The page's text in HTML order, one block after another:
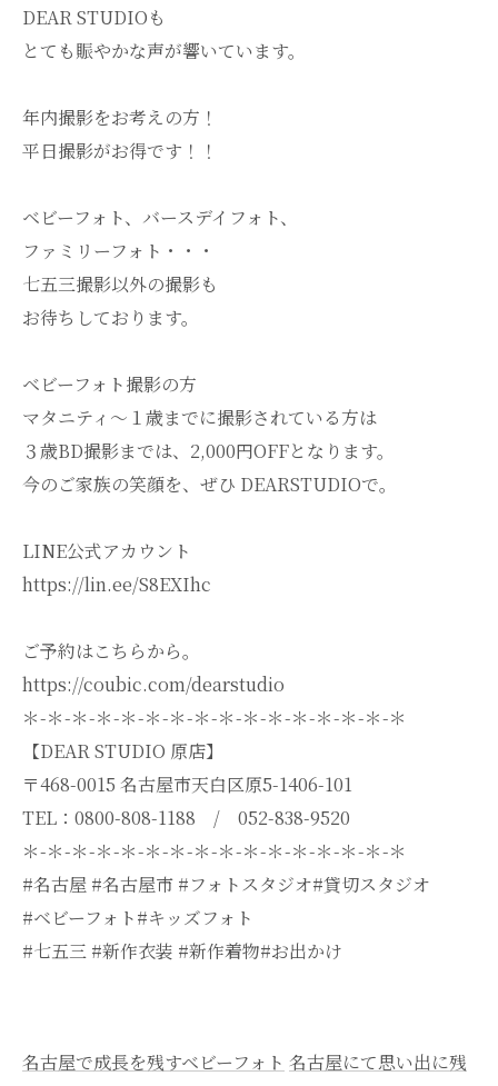
DEAR STUDIOも
とても賑やかな声が響いています。
年内撮影をお考えの方！
平日撮影がお得です！！
ベビーフォト、バースデイフォト、
ファミリーフォト・・・
七五三撮影以外の撮影も
お待ちしております。
ベビーフォト撮影の方
マタニティ～１歳までに撮影されている方は
３歳BD撮影までは、2,000円OFFとなります。
今のご家族の笑顔を、ぜひ DEARSTUDIOで。
LINE公式アカウント
https://lin.ee/S8EXIhc
ご予約はこちらから。
https://coubic.com/dearstudio
＊-＊-＊-＊-＊-＊-＊-＊-＊-＊-＊-＊-＊-＊-＊-＊
【DEAR STUDIO 原店】
〒468-0015 名古屋市天白区原5-1406-101
TEL：0800-808-1188 / 052-838-9520
＊-＊-＊-＊-＊-＊-＊-＊-＊-＊-＊-＊-＊-＊-＊-＊
#名古屋 #名古屋市 #フォトスタジオ#貸切スタジオ
#ベビーフォト#キッズフォト
#七五三 #新作衣装 #新作着物#お出かけ
名古屋で成長を残すベビーフォト 名古屋にて思い出に残